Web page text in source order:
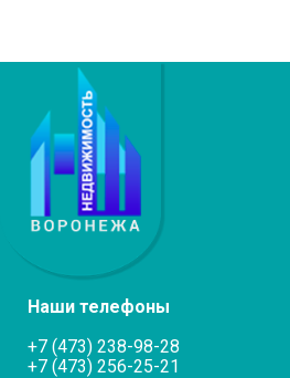
Наши телефоны
+7 (473) 238-98-28
+7 (473) 256-25-21